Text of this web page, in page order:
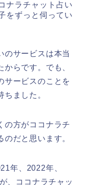
ナラチャット占い
をずっと伺ってい
のサービスは本当
らです。でも、
サービスのことを
ました。
の方がココナラチ
だと思います。
年、2022年、
、ココナラチャッ